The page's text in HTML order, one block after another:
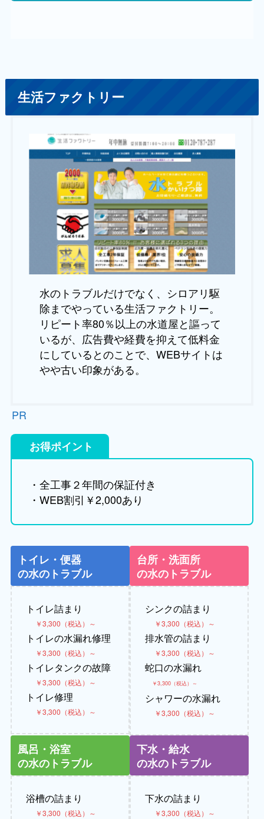
生活ファクトリー
水のトラブルだけでなく、シロアリ駆
除までやっている生活ファクトリー。
リピート率80％以上の水道屋と謳って
いるが、広告費や経費を抑えて低料金
にしているとのことで、WEBサイトは
やや古い印象がある。
PR
お得ポイント
・全工事２年間の保証付き
・WEB割引￥2,000あり
トイレ・便器
の水のトラブル
トイレ詰まり
￥3,300（税込）～
トイレの水漏れ修理
￥3,300（税込）～
トイレタンクの故障
￥3,300（税込）～
トイレ修理
￥3,300（税込）～
台所・洗面所
の水のトラブル
シンクの詰まり
￥3,300（税込）～
排水管の詰まり
￥3,300（税込）～
蛇口の水漏れ
￥3,300（税込）～
シャワーの水漏れ
￥3,300（税込）～
風呂・浴室
の水のトラブル
浴槽の詰まり
￥3,300（税込）～
下水・給水
の水のトラブル
下水の詰まり
￥3,300（税込）～